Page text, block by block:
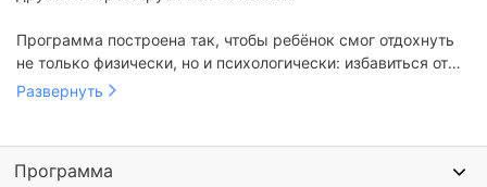
Программа построена так, чтобы ребёнок смог отдохнуть
не только физически, но и психологически: избавиться от
«гаджетозависимости», попробовать себя в новых видах
Это легкий способ знакомства с ключевыми навыками,
Развернуть
Программа